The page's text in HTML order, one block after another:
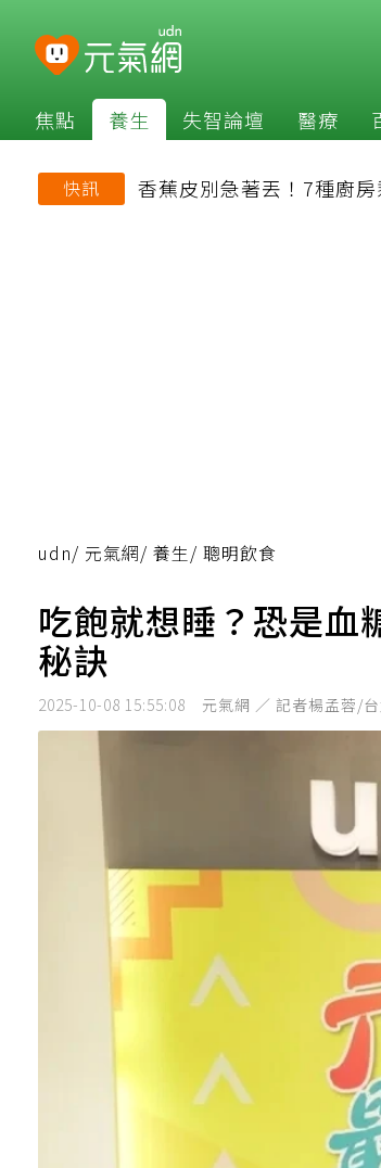
焦點 養生 失智論壇 醫療
快訊 香蕉皮別急著丟！7種廚
udn/ 元氣網/ 養生/ 聰明飲食
吃飽就想睡？恐是血
秘訣
2025-10-08 15:55:08 元氣網 ／ 記者楊孟蓉/